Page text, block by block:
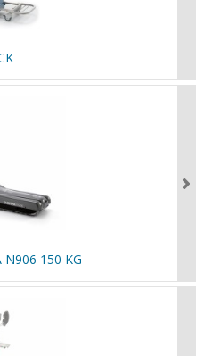
N906 150 KG